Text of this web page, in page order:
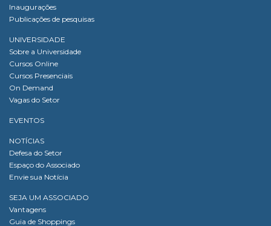
Inaugurações
Publicações de pesquisas
UNIVERSIDADE
Sobre a Universidade
Cursos Online
Cursos Presenciais
On Demand
Vagas do Setor
EVENTOS
NOTÍCIAS
Defesa do Setor
Espaço do Associado
Envie sua Notícia
SEJA UM ASSOCIADO
Vantagens
Guia de Shoppings